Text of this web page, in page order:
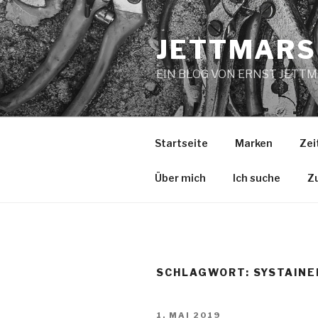
Zum
Inhalt
springen
EIN BLOG VON ERNST
Startseite Marken
Über mich Ich suche
SCHLAGWORT:
VERÖFFENTLICHT
1. MAI 2019